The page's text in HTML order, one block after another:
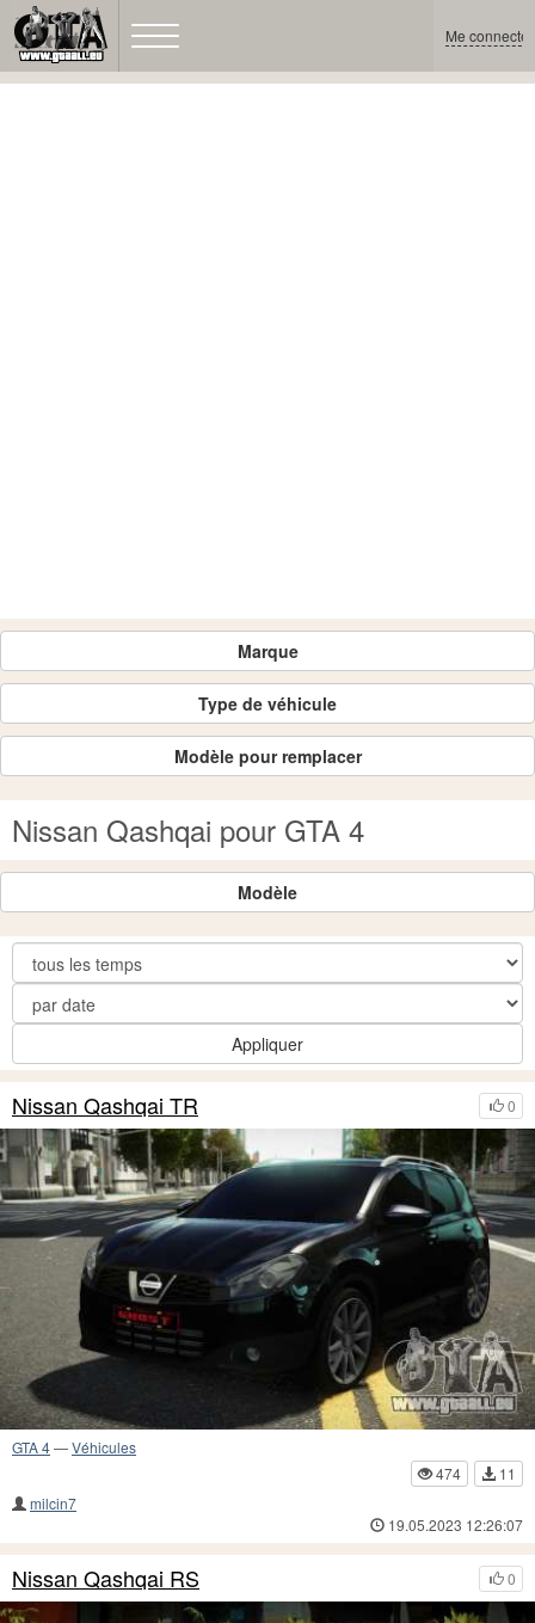
Me connecter
Marque
Type de véhicule
Modèle pour remplacer
Nissan Qashqai pour GTA 4
Modèle
Appliquer
0
Nissan Qashqai TR
GTA 4—Véhicules
474
11
milcin7
19.05.2023 12:26:07
0
Nissan Qashqai RS